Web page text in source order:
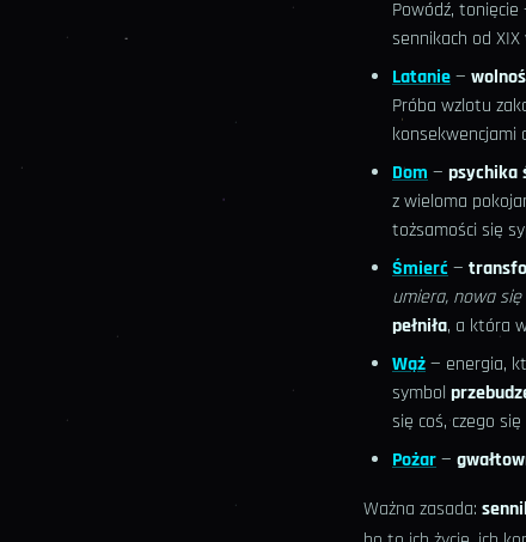
Powódź, tonięcie
sennikach od XIX
Latanie—
Próba wzlotu
konsekwencjami
Dom— psychika
z wieloma
tożsamości się
Śmierć—
umiera, nowa się
pełniła, a która
Wąż— energia,
symbol
się coś, czego
Pożar—
Ważna zasada: